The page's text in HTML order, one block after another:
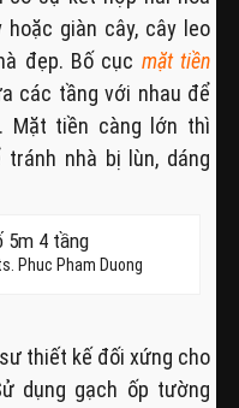
giàn cây, cây leo
đẹp. Bố cục mặt tiền
các tầng với nhau để
Mặt tiền càng lớn thì
nhà bị lùn, dáng
Phuc Pham Duong
thiết kế đối xứng cho
dụng gạch ốp tường